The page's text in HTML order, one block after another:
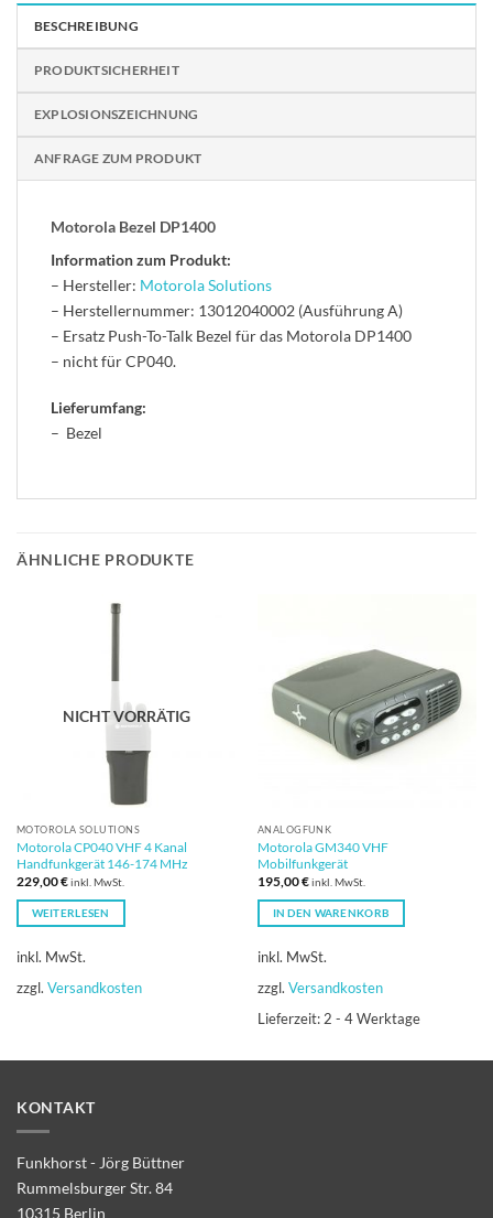
BESCHREIBUNG
PRODUKTSICHERHEIT
EXPLOSIONSZEICHNUNG
ANFRAGE ZUM PRODUKT
Motorola Bezel DP1400
Information zum Produkt:
– Hersteller: Motorola Solutions
– Herstellernummer: 13012040002 (Ausführung A)
– Ersatz Push-To-Talk Bezel für das Motorola DP1400
– nicht für CP040.
Lieferumfang:
– Bezel
ÄHNLICHE PRODUKTE
NICHT VORRÄTIG
MOTOROLA SOLUTIONS
Motorola CP040 VHF 4 Kanal
Handfunkgerät 146-174 MHz
229,00€inkl. MwSt.
WEITERLESEN
inkl. MwSt.
zzgl. Versandkosten
ANALOGFUNK
Motorola GM340 VHF
Mobilfunkgerät
195,00€inkl. MwSt.
IN DEN WARENKORB
inkl. MwSt.
zzgl. Versandkosten
Lieferzeit: 2 - 4 Werktage
KONTAKT
Funkhorst - Jörg Büttner
Rummelsburger Str. 84
10315 Berlin